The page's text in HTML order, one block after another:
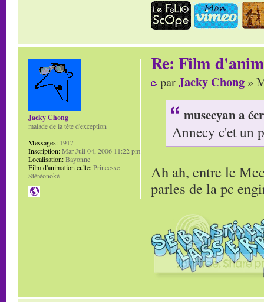
Re: Film
parJacky Chong »
musecyan a
Annecy c'et un
Ah ah, entre le
parles de la pc
Jacky Chong
malade de la tête d'exception
Messages: 1917
Inscription:Mar Juil 04, 2006 11:22 pm
Localisation:Bayonne
Film d'animation culte:Princesse
Stéréonoké